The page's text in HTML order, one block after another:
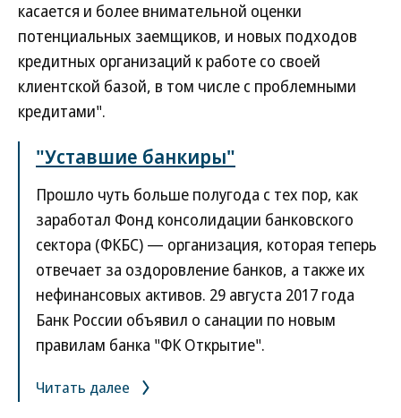
касается и более внимательной оценки
потенциальных заемщиков, и новых подходов
кредитных организаций к работе со своей
клиентской базой, в том числе с проблемными
кредитами".
"Уставшие банкиры"
Прошло чуть больше полугода с тех пор, как
заработал Фонд консолидации банковского
сектора (ФКБС) — организация, которая теперь
отвечает за оздоровление банков, а также их
нефинансовых активов. 29 августа 2017 года
Банк России объявил о санации по новым
правилам банка "ФК Открытие".
Читать далее